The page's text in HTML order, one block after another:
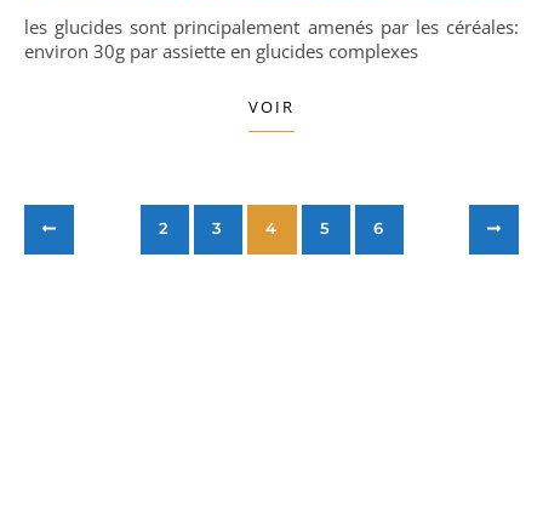
les glucides sont principalement amenés par les céréales:
environ 30g par assiette en glucides complexes
VOIR
2 3 4 5 6